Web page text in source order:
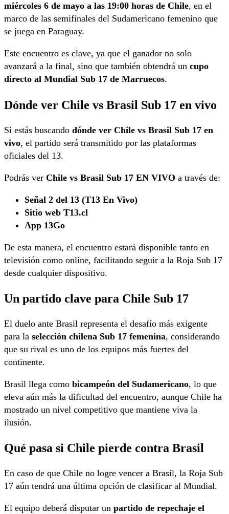
miércoles 6 de mayo a las 19:00 horas de Chile, en el
marco de las semifinales del Sudamericano femenino que
se juega en Paraguay.
Este encuentro es clave, ya que el ganador no solo
avanzará a la final, sino que también obtendrá un cupo
directo al Mundial Sub 17 de Marruecos.
Dónde ver Chile vs Brasil Sub 17 en vivo
Si estás buscando dónde ver Chile vs Brasil Sub 17 en
vivo, el partido será transmitido por las plataformas
oficiales del 13.
Podrás ver Chile vs Brasil Sub 17 EN VIVO a través de:
Señal 2 del 13 (T13 En Vivo)
Sitio web T13.cl
App 13Go
De esta manera, el encuentro estará disponible tanto en
televisión como online, facilitando seguir a la Roja Sub 17
desde cualquier dispositivo.
Un partido clave para Chile Sub 17
El duelo ante Brasil representa el desafío más exigente
para la selección chilena Sub 17 femenina, considerando
que su rival es uno de los equipos más fuertes del
continente.
Brasil llega como bicampeón del Sudamericano, lo que
eleva aún más la dificultad del encuentro, aunque Chile ha
mostrado un nivel competitivo que mantiene viva la
ilusión.
Qué pasa si Chile pierde contra Brasil
En caso de que Chile no logre vencer a Brasil, la Roja Sub
17 aún tendrá una última opción de clasificar al Mundial.
El equipo deberá disputar un partido de repechaje el